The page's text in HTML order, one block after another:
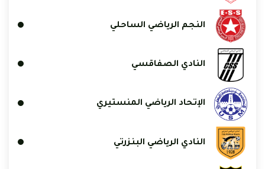
النجم الرياضي الساحلي
النادي الصفاقسي
الإتحاد الرياضي المنستيري
النادي الرياضي البنزرتي